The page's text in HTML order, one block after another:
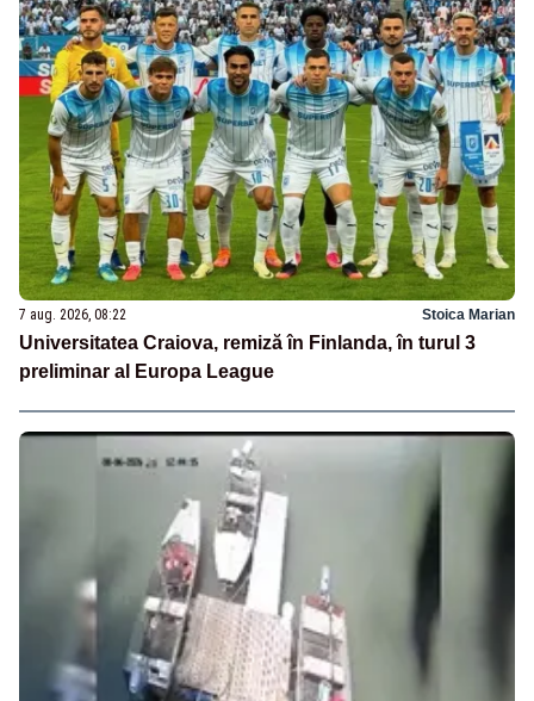
7 aug. 2026, 08:22 Stoica Marian
Universitatea Craiova, remiză în Finlanda, în turul 3
preliminar al Europa League